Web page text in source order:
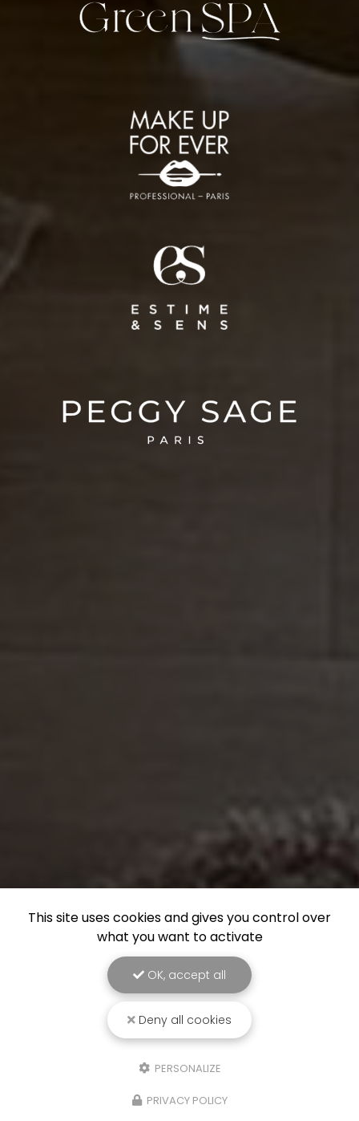
This site uses cookies and gives you control over
what you want to activate
OK, accept all
Deny all cookies
PERSONALIZE
PRIVACY POLICY